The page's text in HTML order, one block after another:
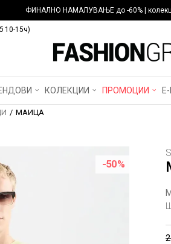
ФИНАЛНО НАМАЛУВАЊЕ до -60% |
10-15ч)
КОЛЕКЦИИ ПРОМОЦИИ
МАИЦА
-50%